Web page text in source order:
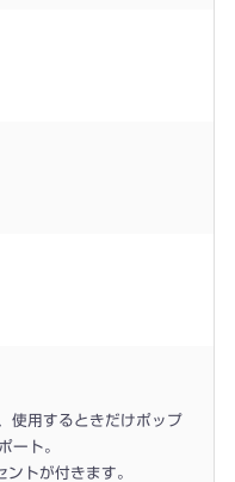
使用するときだけポップ
ート。
トが付きます。